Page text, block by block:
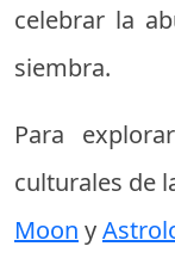
celebrar la
siembra.
Para
culturales de
Moon y